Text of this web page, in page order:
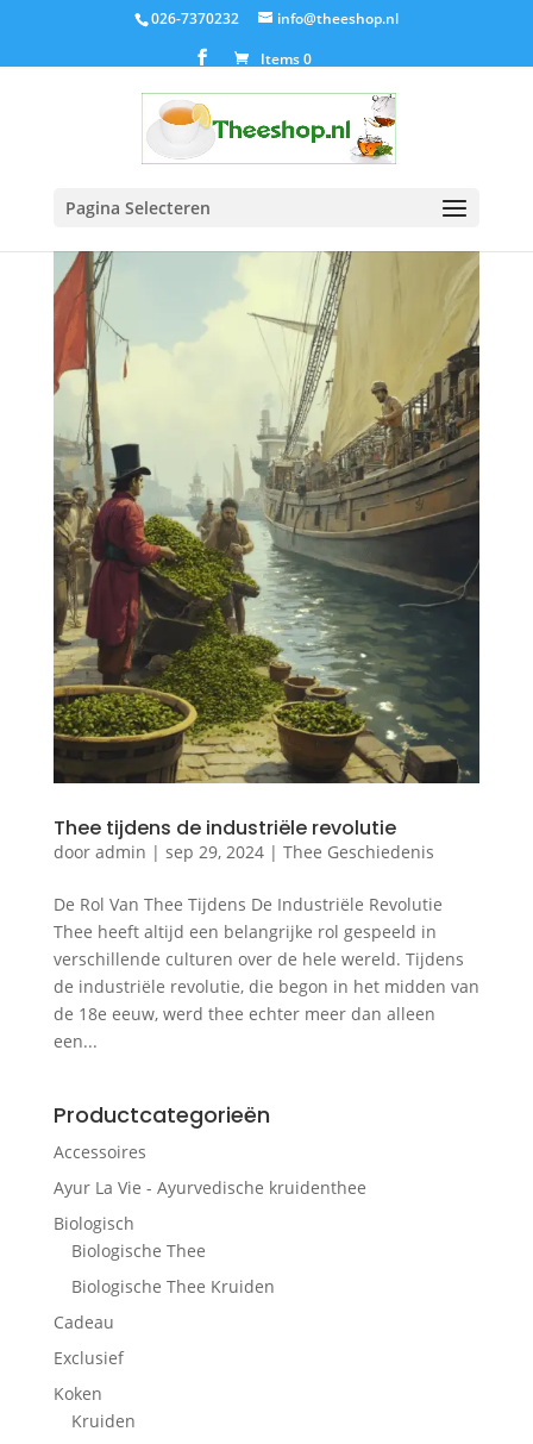
026-7370232
info@theeshop.nl
Items 0
Pagina Selecteren
Thee tijdens de industriële revolutie
door admin | sep 29, 2024| Thee Geschiedenis
De Rol Van Thee Tijdens De Industriële Revolutie
Thee heeft altijd een belangrijke rol gespeeld in
verschillende culturen over de hele wereld. Tijdens
de industriële revolutie, die begon in het midden van
de 18e eeuw, werd thee echter meer dan alleen
een...
Productcategorieën
Accessoires
Ayur La Vie - Ayurvedische kruidenthee
Biologisch
Biologische Thee
Biologische Thee Kruiden
Cadeau
Exclusief
Koken
Kruiden